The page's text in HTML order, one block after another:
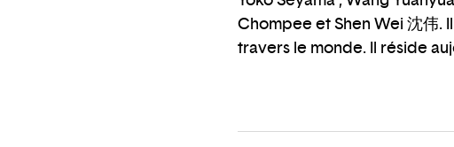
Chompee et Shen Wei 沈伟.
travers le monde. Il réside